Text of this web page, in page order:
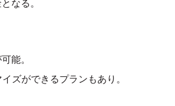
なる。
能。
ズができるプランもあり。